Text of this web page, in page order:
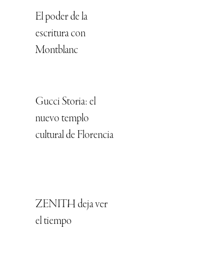
El poder de la
escritura con
Montblanc
Gucci Storia: el
nuevo templo
cultural de Florencia
ZENITH deja ver
el tiempo